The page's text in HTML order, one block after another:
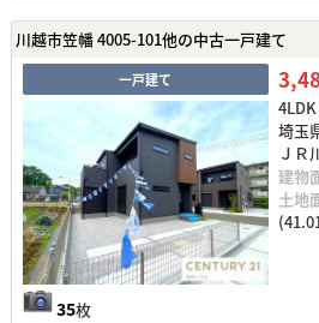
川越市笠幡 4005-101他の中古一戸建て
一戸建て
35枚
埼玉
ＪＲ
建物
土地